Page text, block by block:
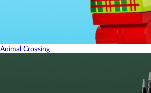
Animal Crossing